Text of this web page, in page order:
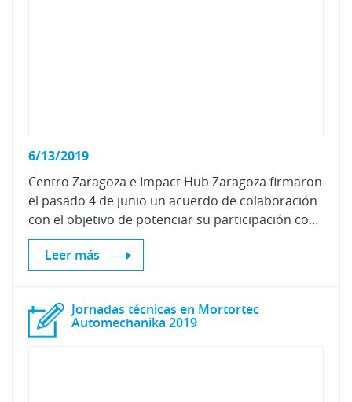
6/13/2019
Centro Zaragoza e Impact Hub Zaragoza firmaron
el pasado 4 de junio un acuerdo de colaboración
con el objetivo de potenciar su participación conjunta en la generación de productos y servicios de interés para el sector asegurador.
Leer más
Jornadas técnicas en Mortortec
Automechanika 2019